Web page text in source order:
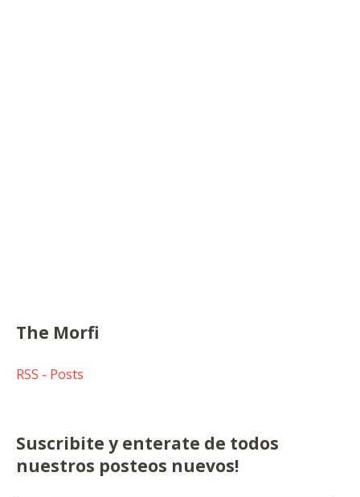
The Morfi
RSS - Posts
Suscribite y enterate de todos
nuestros posteos nuevos!